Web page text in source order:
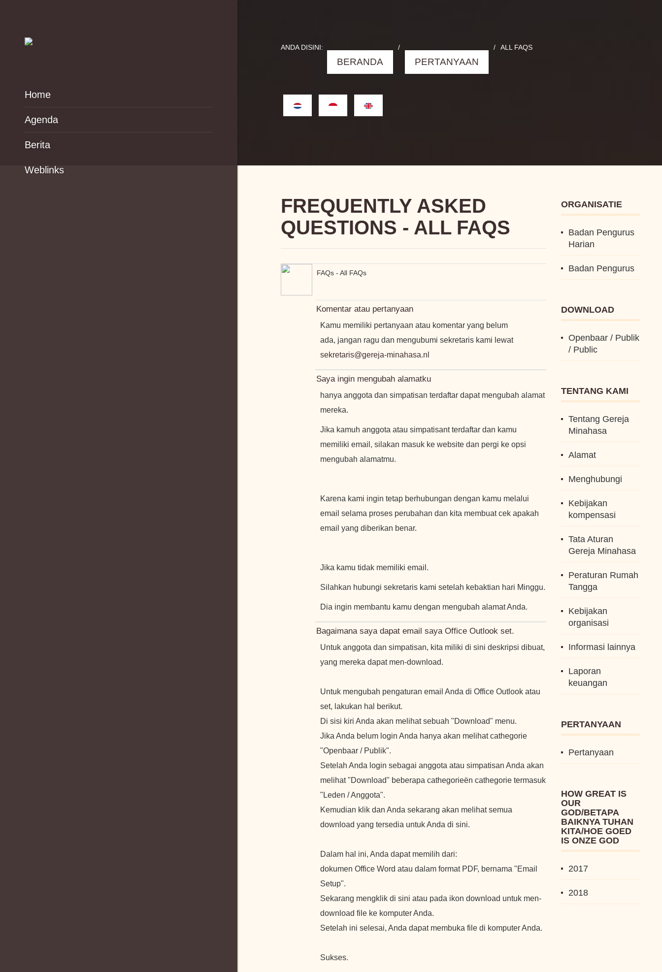
Home
Agenda
Berita
Weblinks
ANDA DISINI:
BERANDA
/
PERTANYAAN
/ ALL FAQS
FREQUENTLY ASKED
QUESTIONS - ALL FAQS
FAQs - All FAQs
Komentar atau pertanyaan
Kamu memiliki pertanyaan atau komentar yang belum
ada, jangan ragu dan mengubumi sekretaris kami lewat
sekretaris@gereja-minahasa.nl
Saya ingin mengubah alamatku
hanya anggota dan simpatisan terdaftar dapat mengubah alamat
mereka.
Jika kamuh anggota atau simpatisant terdaftar dan kamu
memiliki email, silakan masuk ke website dan pergi ke opsi
mengubah alamatmu.
Karena kami ingin tetap berhubungan dengan kamu melalui
email selama proses perubahan dan kita membuat cek apakah
email yang diberikan benar.
Jika kamu tidak memiliki email.
Silahkan hubungi sekretaris kami setelah kebaktian hari Minggu.
Dia ingin membantu kamu dengan mengubah alamat Anda.
Bagaimana saya dapat email saya Office Outlook set.
Untuk anggota dan simpatisan, kita miliki di sini deskripsi dibuat,
yang mereka dapat men-download.
Untuk mengubah pengaturan email Anda di Office Outlook atau
set, lakukan hal berikut.
Di sisi kiri Anda akan melihat sebuah "Download" menu.
Jika Anda belum login Anda hanya akan melihat cathegorie
"Openbaar / Publik".
Setelah Anda login sebagai anggota atau simpatisan Anda akan
melihat "Download" beberapa cathegorieën cathegorie termasuk
"Leden / Anggota".
Kemudian klik dan Anda sekarang akan melihat semua
download yang tersedia untuk Anda di sini.
Dalam hal ini, Anda dapat memilih dari:
dokumen Office Word atau dalam format PDF, bernama "Email
Setup".
Sekarang mengklik di sini atau pada ikon download untuk men-
download file ke komputer Anda.
Setelah ini selesai, Anda dapat membuka file di komputer Anda.
Sukses.
ORGANISATIE
Badan Pengurus
Harian
Badan Pengurus
DOWNLOAD
Openbaar / Publik
/ Public
TENTANG KAMI
Tentang Gereja
Minahasa
Alamat
Menghubungi
Kebijakan
kompensasi
Tata Aturan
Gereja Minahasa
Peraturan Rumah
Tangga
Kebijakan
organisasi
Informasi lainnya
Laporan
keuangan
PERTANYAAN
Pertanyaan
HOW GREAT IS
OUR
GOD/BETAPA
BAIKNYA TUHAN
KITA/HOE GOED
IS ONZE GOD
2017
2018